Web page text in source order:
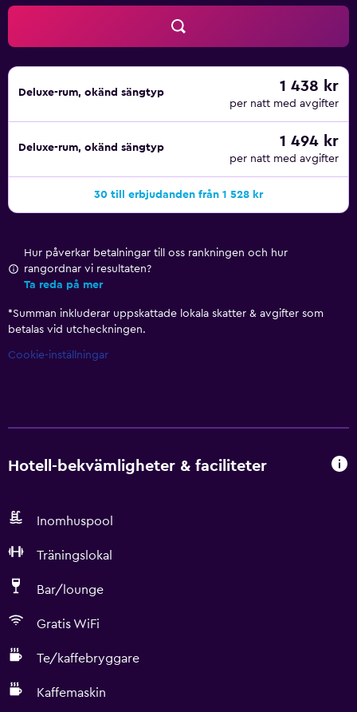
erbjuds på begäran och byte av handdukar kan fås på
begäran. En inomhuspool och en bubbelpool finns på
området. Här finns även fitnesscenter. Fritidsaktiviteterna
nedan finns antingen tillgängliga på plats eller i närheten.
Deluxe-rum, okänd sängtyp 1 438 kr
per natt med avgifter
Deluxe-rum, okänd sängtyp 1 494 kr
per natt med avgifter
30 till erbjudanden från 1 528 kr
Hur påverkar betalningar till oss rankningen och hur
rangordnar vi resultaten?
Ta reda på mer
*Summan inkluderar uppskattade lokala skatter & avgifter som
betalas vid utcheckningen.
Cookie-inställningar
Hotell-bekvämligheter & faciliteter
Inomhuspool
Träningslokal
Bar/lounge
Gratis WiFi
Te/kaffebryggare
Kaffemaskin